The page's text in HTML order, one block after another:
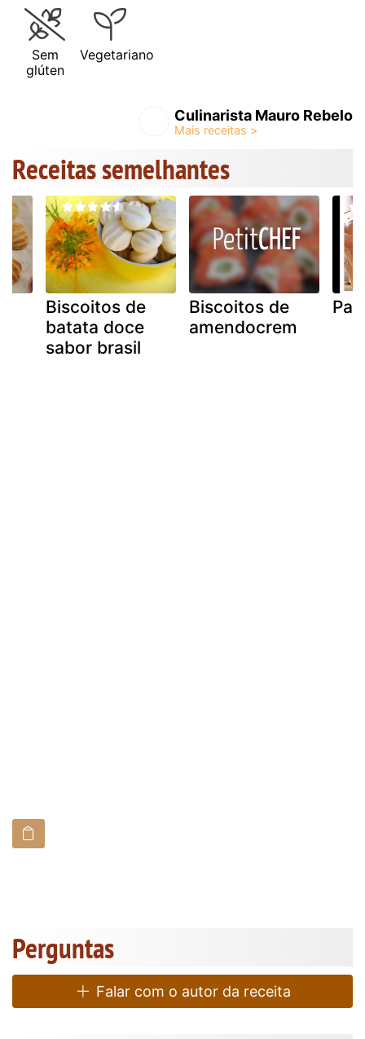
Sem
glúten
Vegetariano
Culinarista Mauro Rebelo
Receitas semelhantes
Biscoitos de
batata doce
sabor brasil
Biscoitos de
amendocrem
Perguntas
Falar com o autor da receita